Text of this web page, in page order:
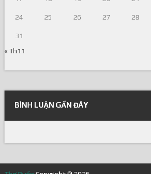
24 25 26 27 28
31
« Th11
BÌNH LUẬN GẦN ĐÂY